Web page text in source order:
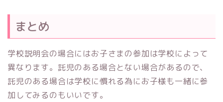
まとめ
学校説明会の場合にはお子さまの参加は学校によって
異なります。託児のある場合とない場合があるので、
託児のある場合は学校に慣れる為にお子様も一緒に参
加してみるのもいいです。